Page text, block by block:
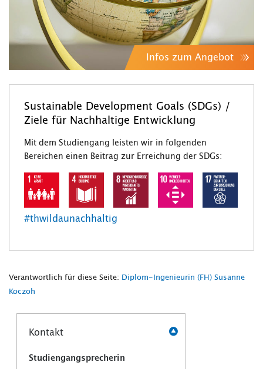
Infos zum Angebot
Sustainable Development Goals (SDGs) /
Ziele für Nachhaltige Entwicklung
Mit dem Studiengang leisten wir in folgenden
Bereichen einen Beitrag zur Erreichung der SDGs:
#thwildaunachhaltig
Verantwortlich für diese Seite: Diplom-Ingenieurin (FH) Susanne
Koczoh
Kontakt
Studiengangsprecherin